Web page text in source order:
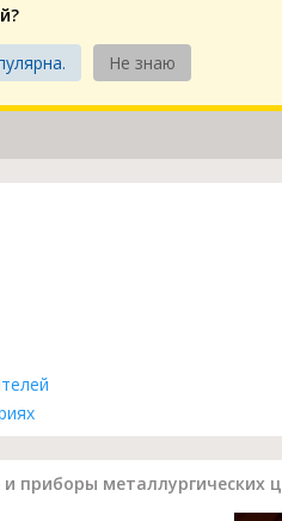
Не знаю
приборы металлургических